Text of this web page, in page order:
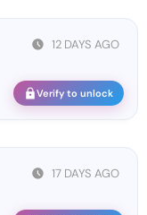
12 DAYS AGO
Verify to unlock
17 DAYS AGO